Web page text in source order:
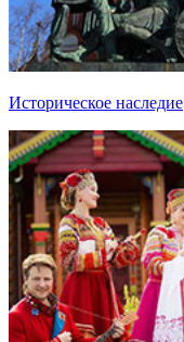
Историческое наследие